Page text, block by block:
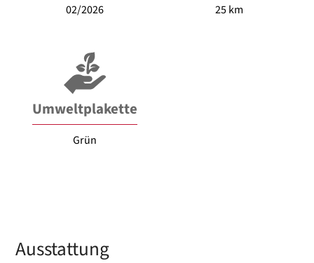
02/2026 25 km
Umweltplakette
Grün
Ausstattung